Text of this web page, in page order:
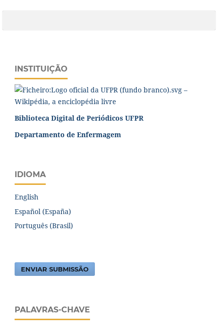
INSTITUIÇÃO
Biblioteca Digital de Periódicos UFPR
Departamento de Enfermagem
IDIOMA
English
Español (España)
Português (Brasil)
ENVIAR SUBMISSÃO
PALAVRAS-CHAVE